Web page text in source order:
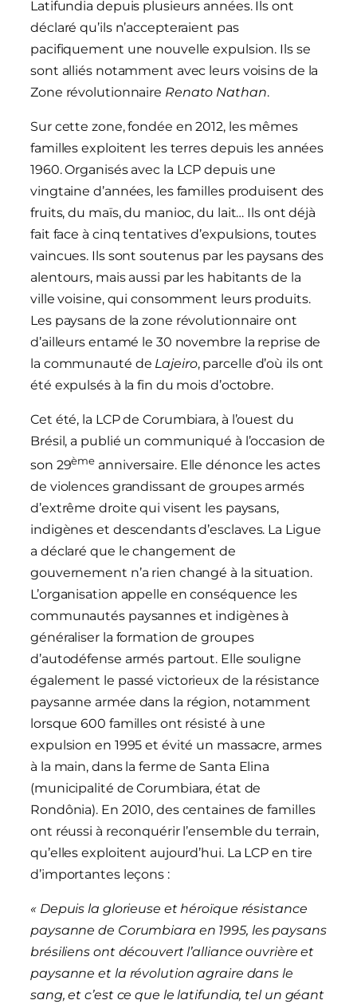
Latifundia depuis plusieurs années. Ils ont
déclaré qu’ils n’accepteraient pas
pacifiquement une nouvelle expulsion. Ils se
sont alliés notamment avec leurs voisins de la
Zone révolutionnaire Renato Nathan.
Sur cette zone, fondée en 2012, les mêmes
familles exploitent les terres depuis les années
1960. Organisés avec la LCP depuis une
vingtaine d’années, les familles produisent des
fruits, du maïs, du manioc, du lait… Ils ont déjà
fait face à cinq tentatives d’expulsions, toutes
vaincues. Ils sont soutenus par les paysans des
alentours, mais aussi par les habitants de la
ville voisine, qui consomment leurs produits.
Les paysans de la zone révolutionnaire ont
d’ailleurs entamé le 30 novembre la reprise de
la communauté de Lajeiro, parcelle d’où ils ont
été expulsés à la fin du mois d’octobre.
Cet été, la LCP de Corumbiara, à l’ouest du
Brésil, a publié un communiqué à l’occasion de
son 29ème anniversaire. Elle dénonce les actes
de violences grandissant de groupes armés
d’extrême droite qui visent les paysans,
indigènes et descendants d’esclaves. La Ligue
a déclaré que le changement de
gouvernement n’a rien changé à la situation.
L’organisation appelle en conséquence les
communautés paysannes et indigènes à
généraliser la formation de groupes
d’autodéfense armés partout. Elle souligne
également le passé victorieux de la résistance
paysanne armée dans la région, notamment
lorsque 600 familles ont résisté à une
expulsion en 1995 et évité un massacre, armes
à la main, dans la ferme de Santa Elina
(municipalité de Corumbiara, état de
Rondônia). En 2010, des centaines de familles
ont réussi à reconquérir l’ensemble du terrain,
qu’elles exploitent aujourd’hui. La LCP en tire
d’importantes leçons :
« Depuis la glorieuse et héroïque résistance
paysanne de Corumbiara en 1995, les paysans
brésiliens ont découvert l’alliance ouvrière et
paysanne et la révolution agraire dans le
sang, et c’est ce que le latifundia, tel un géant